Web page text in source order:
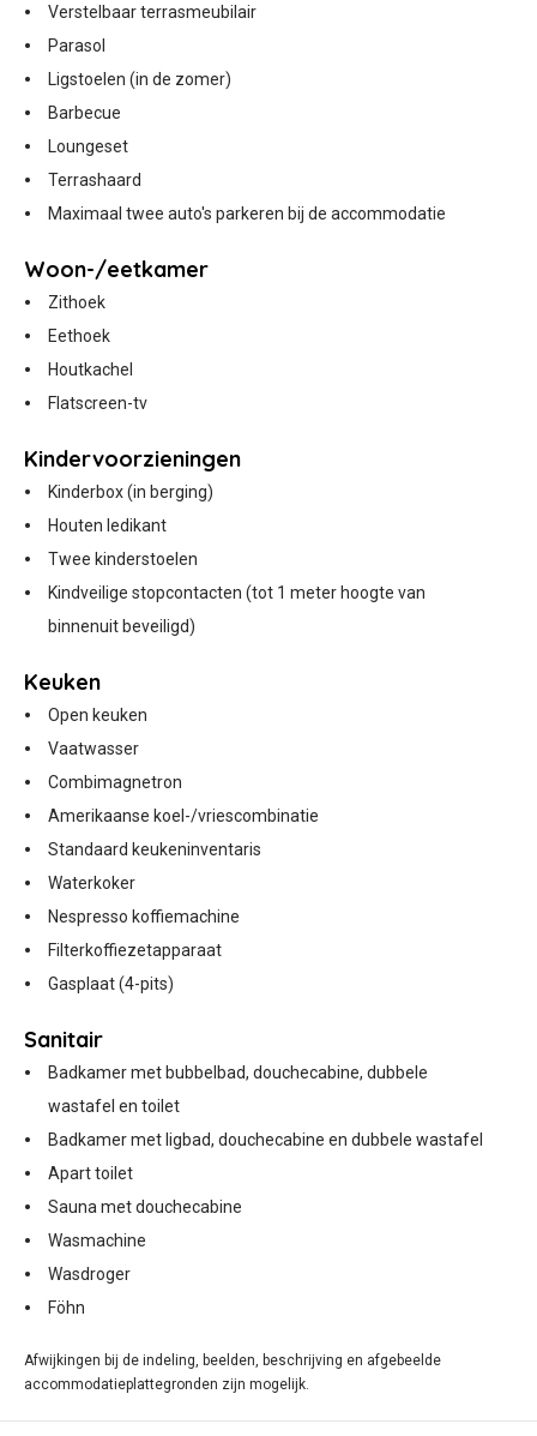
Verstelbaar terrasmeubilair
Parasol
Ligstoelen (in de zomer)
Barbecue
Loungeset
Terrashaard
Maximaal twee auto's parkeren bij de accommodatie
Woon-/eetkamer
Zithoek
Eethoek
Houtkachel
Flatscreen-tv
Kindervoorzieningen
Kinderbox (in berging)
Houten ledikant
Twee kinderstoelen
Kindveilige stopcontacten (tot 1 meter hoogte van
binnenuit beveiligd)
Keuken
Open keuken
Vaatwasser
Combimagnetron
Amerikaanse koel-/vriescombinatie
Standaard keukeninventaris
Waterkoker
Nespresso koffiemachine
Filterkoffiezetapparaat
Gasplaat (4-pits)
Sanitair
Badkamer met bubbelbad, douchecabine, dubbele
wastafel en toilet
Badkamer met ligbad, douchecabine en dubbele wastafel
Apart toilet
Sauna met douchecabine
Wasmachine
Wasdroger
Föhn
Afwijkingen bij de indeling, beelden, beschrijving en afgebeelde
accommodatieplattegronden zijn mogelijk.